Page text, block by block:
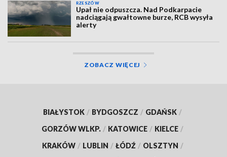
RZESZÓW
Upał nie odpuszcza. Nad Podkarpacie
nadciągają gwałtowne burze, RCB wysyła
alerty
ZOBACZ WIĘCEJ
BIAŁYSTOK / BYDGOSZCZ / GDAŃSK /
GORZÓW WLKP. / KATOWICE / KIELCE /
KRAKÓW / LUBLIN / ŁÓDŹ / OLSZTYN /